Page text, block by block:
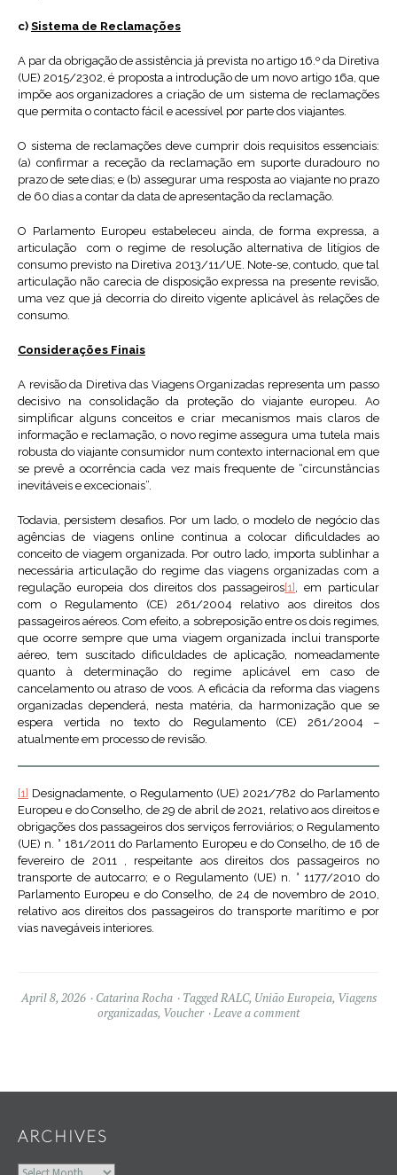
c) Sistema de Reclamações
A par da obrigação de assistência já prevista no artigo 16.º da Diretiva
(UE) 2015/2302, é proposta a introdução de um novo artigo 16a, que
impõe aos organizadores a criação de um sistema de reclamações
que permita o contacto fácil e acessível por parte dos viajantes.
O sistema de reclamações deve cumprir dois requisitos essenciais:
(a) confirmar a receção da reclamação em suporte duradouro no
prazo de sete dias; e (b) assegurar uma resposta ao viajante no prazo
de 60 dias a contar da data de apresentação da reclamação.
O Parlamento Europeu estabeleceu ainda, de forma expressa, a
articulação com o regime de resolução alternativa de litígios de
consumo previsto na Diretiva 2013/11/UE. Note-se, contudo, que tal
articulação não carecia de disposição expressa na presente revisão,
uma vez que já decorria do direito vigente aplicável às relações de
consumo.
Considerações Finais
A revisão da Diretiva das Viagens Organizadas representa um passo
decisivo na consolidação da proteção do viajante europeu. Ao
simplificar alguns conceitos e criar mecanismos mais claros de
informação e reclamação, o novo regime assegura uma tutela mais
robusta do viajante consumidor num contexto internacional em que
se prevê a ocorrência cada vez mais frequente de “circunstâncias
inevitáveis e excecionais”.
Todavia, persistem desafios. Por um lado, o modelo de negócio das
agências de viagens online continua a colocar dificuldades ao
conceito de viagem organizada. Por outro lado, importa sublinhar a
necessária articulação do regime das viagens organizadas com a
regulação europeia dos direitos dos passageiros[1] , em particular
com o Regulamento (CE) 261/2004 relativo aos direitos dos
passageiros aéreos. Com efeito, a sobreposição entre os dois regimes,
que ocorre sempre que uma viagem organizada inclui transporte
aéreo, tem suscitado dificuldades de aplicação, nomeadamente
quanto à determinação do regime aplicável em caso de
cancelamento ou atraso de voos. A eficácia da reforma das viagens
organizadas dependerá, nesta matéria, da harmonização que se
espera vertida no texto do Regulamento (CE) 261/2004 –
atualmente em processo de revisão.
[1] Designadamente, o Regulamento (UE) 2021/782 do Parlamento
Europeu e do Conselho, de 29 de abril de 2021, relativo aos direitos e
obrigações dos passageiros dos serviços ferroviários; o Regulamento
(UE) n. ° 181/2011 do Parlamento Europeu e do Conselho, de 16 de
fevereiro de 2011 , respeitante aos direitos dos passageiros no
transporte de autocarro; e o Regulamento (UE) n. ° 1177/2010 do
Parlamento Europeu e do Conselho, de 24 de novembro de 2010,
relativo aos direitos dos passageiros do transporte marítimo e por
vias navegáveis interiores.
April 8, 2026 Catarina Rocha TaggedRALC, União Europeia, Viagens
organizadas, Voucher Leave a comment
ARCHIVES
Archives